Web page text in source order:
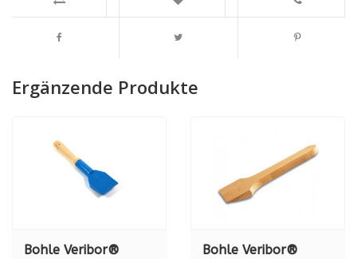
Ergänzende Produkte
Bohle Veribor®
Bohle Veribor®